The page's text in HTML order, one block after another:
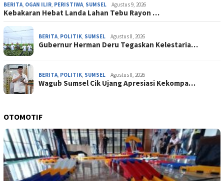
BERITA OGAN ILIR PERISTIWA SUMSEL Agustus 9, 2026
‎Kebakaran Hebat Landa Lahan Tebu Rayon …
BERITA POLITIK SUMSEL Agustus 8, 2026
Gubernur Herman Deru Tegaskan Kelestaria…
BERITA POLITIK SUMSEL Agustus 8, 2026
Wagub Sumsel Cik Ujang Apresiasi Kekompa…
OTOMOTIF